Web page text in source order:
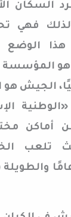
السكان
فهي
الوضع
المؤسسة
الجيش هو
تلعب